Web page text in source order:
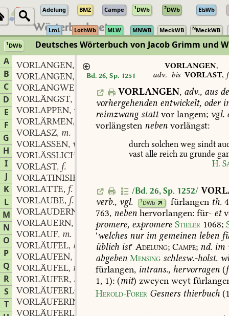
Adelung BMZ Campe 1DWb 2DWb ElsWb
LmL LothWb MLW MNWB MeckWB NMeckWB
1DWb Deutsches Wörterbuch von Jacob Grimm und
A
B
C
D
E
F
G
H
I
J
K
L
M
N
O
P
Q
R
S
T
VORLANGEN,
adv.
VORLANGEN,
verb.
VORLANGWEILEN
verb.
VORLÄNGST,
VORLAPPEN, verb.
VORLÄRMEN,
VORLASZ, m.
VORLASSEN, verb.
VORLÄSSLICH
VORLAST, f.
VORLATINISIEREN
VORLATTE, f.
VORLAUBE, f.
VORLAUDERN
verb.
VORLAUERN,
VORLAUF, m.
VORLÄUFEL, m.
VORLAUFEN,
VORLÄUFEL, m.
VORLÄUFER, m.
VORLÄUFERLOHN
,m.
VORLÄUFERIN
VORLÄUFERLEIN
Bd. 26, Sp. 1251
VORLANGEN,
adv. bis VORLAST,
VORLANGEN, adv., aus
vorhergehenden entwickelt, oder
reimzwangstattvor langem; vgl.
vorlängsten neben vorlängst:
durch solchen weg sindt
vast alle reich zu grunde
H.
/Bd. 26, Sp. 1252/
verb., vgl. 1DWb fürlangen th.
763, neben hervorlangen: für- et
promere, expromere Stieler 1068;
'welches nurim gemeinen leben
üblich ist' Adelung; Campe; nd. im
abgeben Mensing schlesw.-holst.
fürlangen, intrans., hervorragen (
1, 1): (mit) zweyen weyt
Herold-Forer Gesners thierbuch